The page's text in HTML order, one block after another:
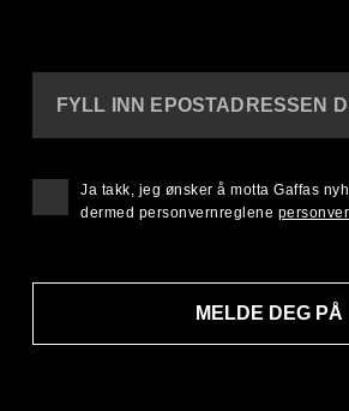
FYLL INN EPOSTADRESSEN
MELDE DEG PÅ
Ja takk, jeg ønsker å motta Gaffas
dermed personvernreglene